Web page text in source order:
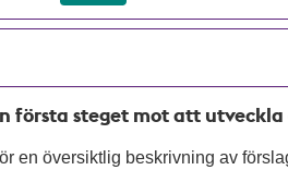
första steget mot att
en översiktlig beskrivning av